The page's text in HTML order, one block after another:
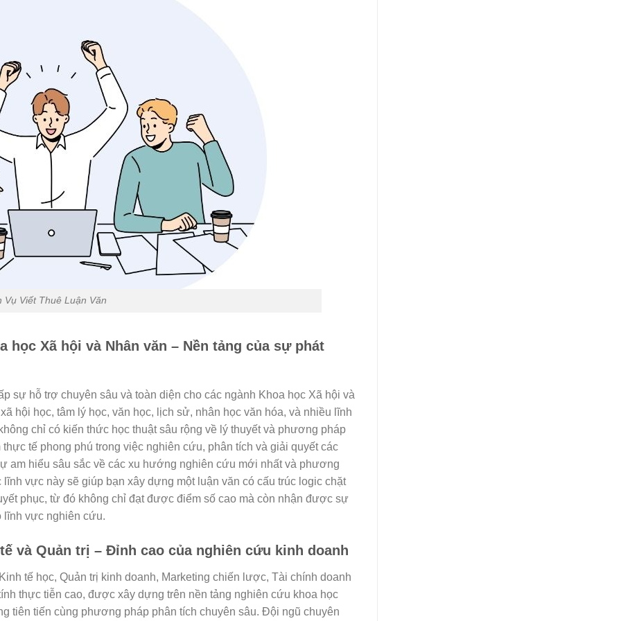
Vụ Viết Thuê Luận Văn
học Xã hội và Nhân văn – Nền tảng của sự phát
sự hỗ trợ chuyên sâu và toàn diện cho các ngành Khoa học Xã hội và
hội học, tâm lý học, văn học, lịch sử, nhân học văn hóa, và nhiều lĩnh
chỉ có kiến thức học thuật sâu rộng về lý thuyết và phương pháp
tế phong phú trong việc nghiên cứu, phân tích và giải quyết các
am hiểu sâu sắc về các xu hướng nghiên cứu mới nhất và phương
vực này sẽ giúp bạn xây dựng một luận văn có cấu trúc logic chặt
phục, từ đó không chỉ đạt được điểm số cao mà còn nhận được sự
lĩnh vực nghiên cứu.
và Quản trị – Đỉnh cao của nghiên cứu kinh doanh
tế học, Quản trị kinh doanh, Marketing chiến lược, Tài chính doanh
thực tiễn cao, được xây dựng trên nền tảng nghiên cứu khoa học
tiên tiến cùng phương pháp phân tích chuyên sâu. Đội ngũ chuyên